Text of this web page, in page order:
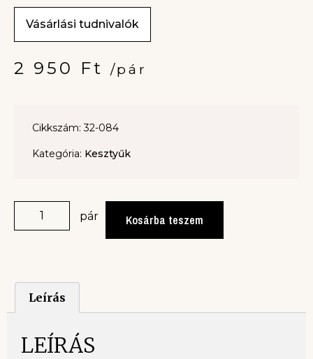
Vásárlási tudnivalók
2 950 Ft /pár
Cikkszám: 32-084
Kategória: Kesztyűk
pár Kosárba teszem
Leírás
LEÍRÁS